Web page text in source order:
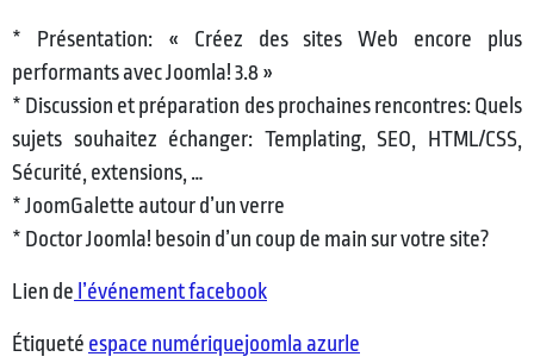
* Présentation: « Créez des sites Web encore plus
performants avec Joomla! 3.8 »
* Discussion et préparation des prochaines rencontres: Quels
sujets souhaitez échanger: Templating, SEO, HTML/CSS,
Sécurité, extensions, …
* JoomGalette autour d’un verre
* Doctor Joomla! besoin d’un coup de main sur votre site?
Lien de l’événement facebook
Étiqueté espace numériquejoomla azur le